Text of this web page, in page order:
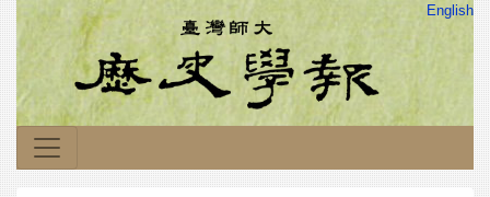
English